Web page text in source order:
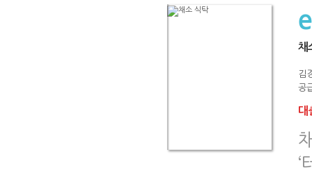
채
김
공
대
‘